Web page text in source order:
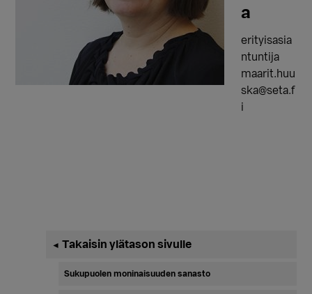
a
erityisasia
ntuntija
maarit.huu
ska@seta.f
i
Ensisijainen
sivupalkki
◄ Takaisin ylätason sivulle
Sukupuolen moninaisuuden sanasto